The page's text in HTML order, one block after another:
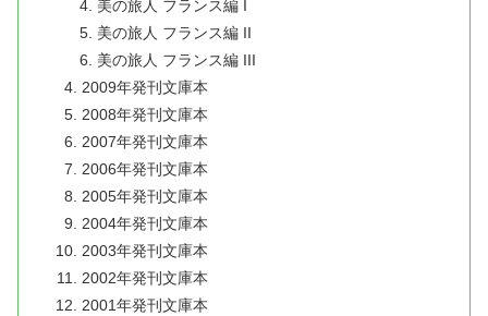
美の旅人 フランス編 I
美の旅人 フランス編 II
美の旅人 フランス編 III
2009年発刊文庫本
2008年発刊文庫本
2007年発刊文庫本
2006年発刊文庫本
2005年発刊文庫本
2004年発刊文庫本
2003年発刊文庫本
2002年発刊文庫本
2001年発刊文庫本